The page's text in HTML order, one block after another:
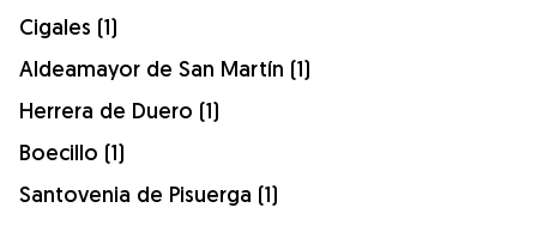
Cigales (1)
Aldeamayor de San Martín (1)
Herrera de Duero (1)
Boecillo (1)
Santovenia de Pisuerga (1)